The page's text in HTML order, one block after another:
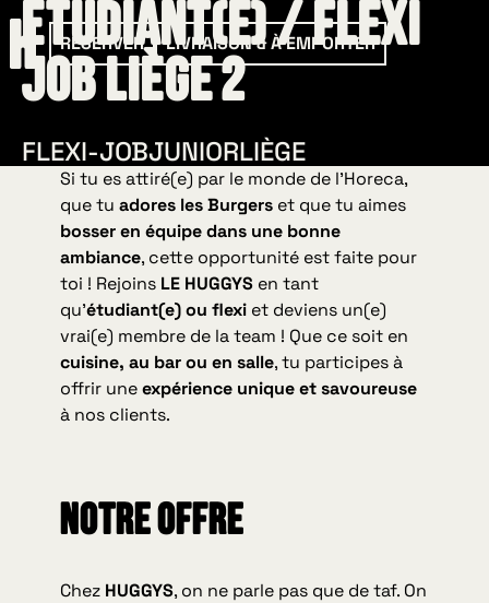
RÉSERVER LIVRAISON & À EMPORTER
Étudiant(e) / Flexi
Job Liège 2
FLEXI-JOBJUNIORLIÈGE
Si tu es attiré(e) par le monde de l’Horeca,
que tuadores les Burgers et que tu aimes
bosser en équipe dans une bonne
ambiance, cette opportunité est faite pour
toi ! Rejoins LE HUGGYS en tant
qu’étudiant(e) ou flexi et deviens un(e)
vrai(e) membre de la team ! Que ce soit en
cuisine, au bar ou en salle, tu participes à
offrir uneexpérience unique et savoureuse
à nos clients.
Notre offre
Chez HUGGYS, on ne parle pas que de taf. On